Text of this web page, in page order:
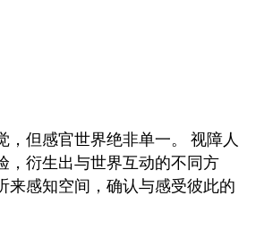
，但感官世界绝非单一。 视障人
，衍生出与世界互动的不同方
来感知空间，确认与感受彼此的